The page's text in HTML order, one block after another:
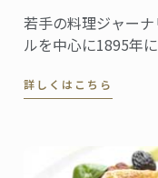
若手の料理ジャー
ルを中心に1895年
継承しつつ料理の世
詳しくはこちら